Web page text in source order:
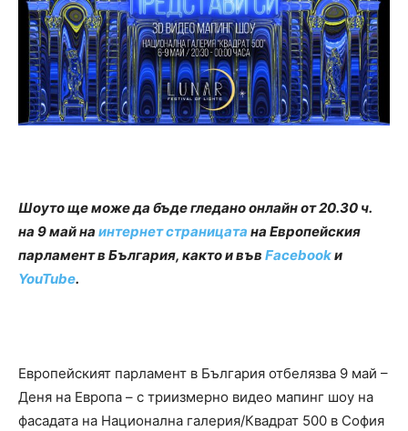
Шоуто ще може да бъде гледаноонлайн от 20.30 ч.
на 9 май на интернет страницата на Европейския
парламент в България, както и във Facebookи
YouTube.
Европейският парламент в България отбелязва 9 май –
Деня на Европа – с триизмерно видео мапинг шоу на
фасадата на Национална галерия/Квадрат 500 в София